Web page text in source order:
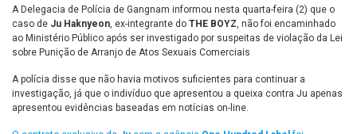
A Delegacia de Polícia de Gangnam informou nesta quarta-feira (2) que o
caso de Ju Haknyeon, ex-integrante do THE BOYZ, não foi encaminhado
ao Ministério Público após ser investigado por suspeitas de violação da Lei
sobre Punição de Arranjo de Atos Sexuais Comerciais
A polícia disse que não havia motivos suficientes para continuar a
investigação, já que o indivíduo que apresentou a queixa contra Ju apenas
apresentou evidências baseadas em notícias on-line.